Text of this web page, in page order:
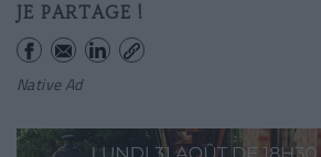
JE PARTAGE !
Native Ad